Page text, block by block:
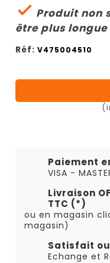
 Produit non
être plus
Réf: V475004510
Paiement
VISA -
Livraison
TTC (*)
ou en magasin
magasin)
Satisfait
Echange et